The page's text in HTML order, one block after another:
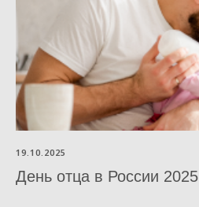
19.10.2025
День отца в России 2025